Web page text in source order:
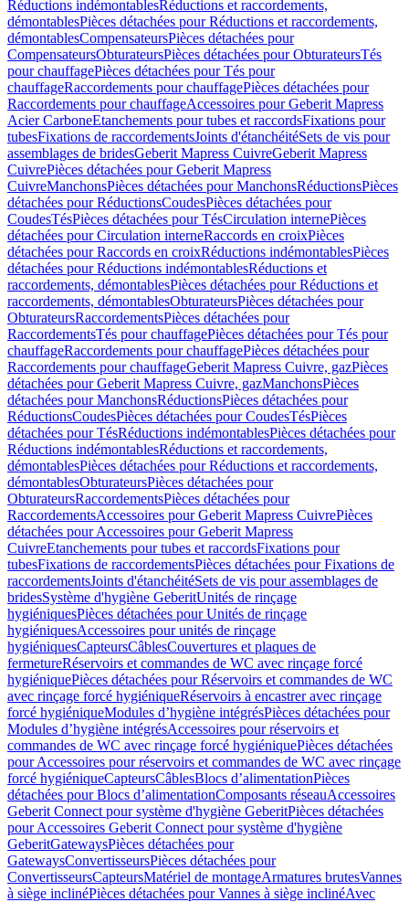
Réductions indémontablesRéductions et raccordements,
démontablesPièces détachées pour Réductions et raccordements,
démontablesCompensateursPièces détachées pour
CompensateursObturateursPièces détachées pour ObturateursTés
pour chauffagePièces détachées pour Tés pour
chauffageRaccordements pour chauffagePièces détachées pour
Raccordements pour chauffageAccessoires pour Geberit Mapress
Acier CarboneEtanchements pour tubes et raccordsFixations pour
tubesFixations de raccordementsJoints d'étanchéitéSets de vis pour
assemblages de bridesGeberit Mapress CuivreGeberit Mapress
CuivrePièces détachées pour Geberit Mapress
CuivreManchonsPièces détachées pour ManchonsRéductionsPièces
détachées pour RéductionsCoudesPièces détachées pour
CoudesTésPièces détachées pour TésCirculation internePièces
détachées pour Circulation interneRaccords en croixPièces
détachées pour Raccords en croixRéductions indémontablesPièces
détachées pour Réductions indémontablesRéductions et
raccordements, démontablesPièces détachées pour Réductions et
raccordements, démontablesObturateursPièces détachées pour
ObturateursRaccordementsPièces détachées pour
RaccordementsTés pour chauffagePièces détachées pour Tés pour
chauffageRaccordements pour chauffagePièces détachées pour
Raccordements pour chauffageGeberit Mapress Cuivre, gazPièces
détachées pour Geberit Mapress Cuivre, gazManchonsPièces
détachées pour ManchonsRéductionsPièces détachées pour
RéductionsCoudesPièces détachées pour CoudesTésPièces
détachées pour TésRéductions indémontablesPièces détachées pour
Réductions indémontablesRéductions et raccordements,
démontablesPièces détachées pour Réductions et raccordements,
démontablesObturateursPièces détachées pour
ObturateursRaccordementsPièces détachées pour
RaccordementsAccessoires pour Geberit Mapress CuivrePièces
détachées pour Accessoires pour Geberit Mapress
CuivreEtanchements pour tubes et raccordsFixations pour
tubesFixations de raccordementsPièces détachées pour Fixations de
raccordementsJoints d'étanchéitéSets de vis pour assemblages de
bridesSystème d'hygiène GeberitUnités de rinçage
hygiéniquesPièces détachées pour Unités de rinçage
hygiéniquesAccessoires pour unités de rinçage
hygiéniquesCapteursCâblesCouvertures et plaques de
fermetureRéservoirs et commandes de WC avec rinçage forcé
hygiéniquePièces détachées pour Réservoirs et commandes de WC
avec rinçage forcé hygiéniqueRéservoirs à encastrer avec rinçage
forcé hygiéniqueModules d’hygiène intégrésPièces détachées pour
Modules d’hygiène intégrésAccessoires pour réservoirs et
commandes de WC avec rinçage forcé hygiéniquePièces détachées
pour Accessoires pour réservoirs et commandes de WC avec rinçage
forcé hygiéniqueCapteursCâblesBlocs d’alimentationPièces
détachées pour Blocs d’alimentationComposants réseauAccessoires
Geberit Connect pour système d'hygiène GeberitPièces détachées
pour Accessoires Geberit Connect pour système d'hygiène
GeberitGatewaysPièces détachées pour
GatewaysConvertisseursPièces détachées pour
ConvertisseursCapteursMatériel de montageArmatures brutesVannes
à siège inclinéPièces détachées pour Vannes à siège inclinéAvec